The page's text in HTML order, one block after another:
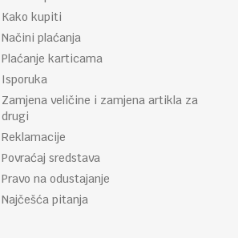
Kako kupiti
Načini plaćanja
Plaćanje karticama
Isporuka
Zamjena veličine i zamjena artikla za
drugi
Reklamacije
Povraćaj sredstava
Pravo na odustajanje
Najčešća pitanja